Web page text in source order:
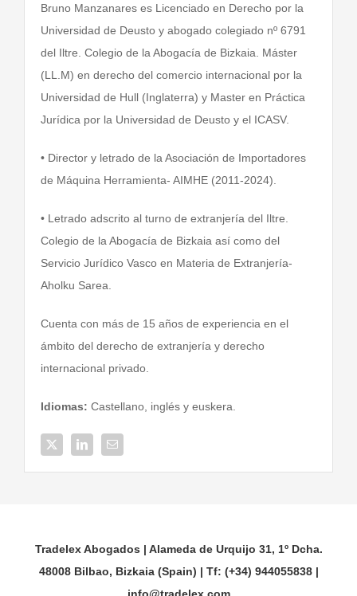
Bruno Manzanares es Licenciado en Derecho por la
Universidad de Deusto y abogado colegiado nº 6791
del Iltre. Colegio de la Abogacía de Bizkaia. Máster
(LL.M) en derecho del comercio internacional por la
Universidad de Hull (Inglaterra) y Master en Práctica
Jurídica por la Universidad de Deusto y el ICASV.
• Director y letrado de la Asociación de Importadores
de Máquina Herramienta- AIMHE (2011-2024).
• Letrado adscrito al turno de extranjería del Iltre.
Colegio de la Abogacía de Bizkaia así como del
Servicio Jurídico Vasco en Materia de Extranjería-
Aholku Sarea.
Cuenta con más de 15 años de experiencia en el
ámbito del derecho de extranjería y derecho
internacional privado.
Idiomas: Castellano, inglés y euskera.
Tradelex Abogados | Alameda de Urquijo 31, 1º Dcha.
48008 Bilbao, Bizkaia (Spain) | Tf: (+34) 944055838 |